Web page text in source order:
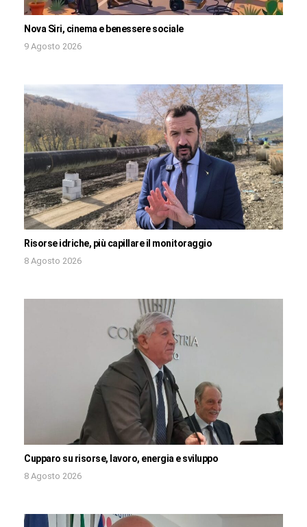
Nova Siri, cinema e benessere sociale
9 Agosto 2026
Risorse idriche, più capillare il monitoraggio
8 Agosto 2026
Cupparo su risorse, lavoro, energia e sviluppo
8 Agosto 2026